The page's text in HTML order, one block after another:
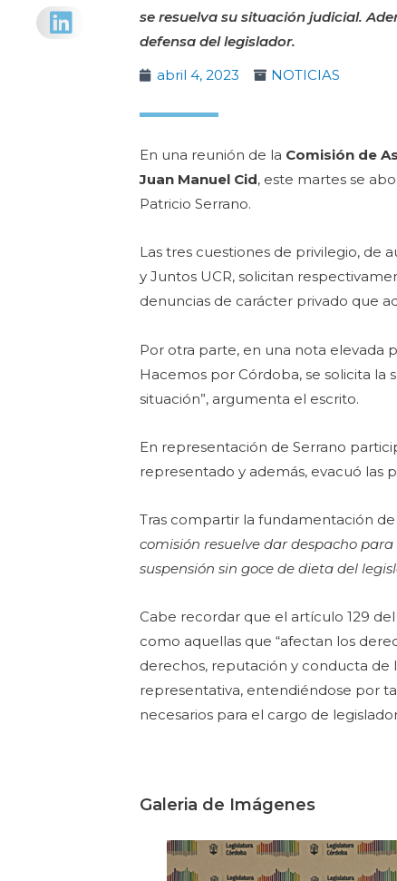
se resuelva su situación judicial.
defensa del legislador.
abril 4, 2023
NOTICIAS
En una reunión de la Comisión de
Juan Manuel Cid, este martes se
Patricio Serrano.
Las tres cuestiones de privilegio, de
y Juntos UCR, solicitan
denuncias de carácter privado que
Por otra parte, en una nota elevada
Hacemos por Córdoba, se solicita la
situación”, argumenta el escrito.
En representación de Serrano
representado y además, evacuó las
Tras compartir la fundamentación
comisión resuelve dar despacho
suspensión sin goce de dieta del
Cabe recordar que el artículo 129
como aquellas que “afectan los
derechos, reputación y conducta de
representativa, entendiéndose por
necesarios para el cargo de
Galeria de Imágenes